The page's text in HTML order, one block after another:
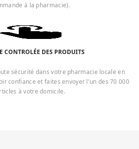
à la pharmacie).
CONTROLÉE DES PRODUITS
sécurité dans votre pharmacie locale en
confiance et faites envoyer l'un des 70 000
à votre domicile.